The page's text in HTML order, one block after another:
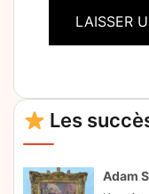
Les
Adam